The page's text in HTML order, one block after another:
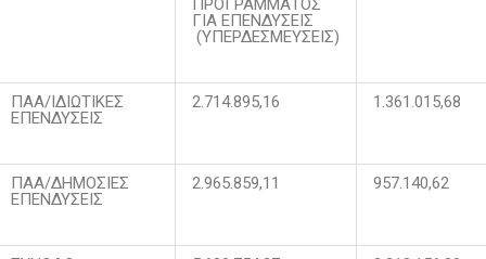
ΠΡΟΓΡΑΜΜΑΤΟΣ
ΓΙΑ ΕΠΕΝΔΥΣΕΙΣ
(ΥΠΕΡΔΕΣΜΕΥΣΕΙΣ)
ΠΑΑ/ΙΔΙΩΤΙΚΕΣ
ΕΠΕΝΔΥΣΕΙΣ
2.714.895,16 1.361.015,68
ΠΑΑ/ΔΗΜΟΣΙΕΣ
ΕΠΕΝΔΥΣΕΙΣ
2.965.859,11 957.140,62